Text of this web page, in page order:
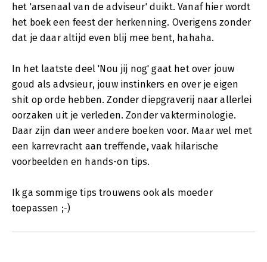
het 'arsenaal van de adviseur' duikt. Vanaf hier wordt
het boek een feest der herkenning. Overigens zonder
dat je daar altijd even blij mee bent, hahaha.
In het laatste deel 'Nou jij nog' gaat het over jouw
goud als advsieur, jouw instinkers en over je eigen
shit op orde hebben. Zonder diepgraverij naar allerlei
oorzaken uit je verleden. Zonder vakterminologie.
Daar zijn dan weer andere boeken voor. Maar wel met
een karrevracht aan treffende, vaak hilarische
voorbeelden en hands-on tips.
Ik ga sommige tips trouwens ook als moeder
toepassen ;-)